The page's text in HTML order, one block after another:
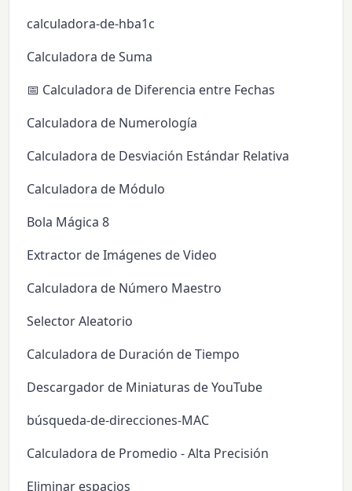
calculadora-de-hba1c
Calculadora de Suma
📅 Calculadora de Diferencia entre Fechas
Calculadora de Numerología
Calculadora de Desviación Estándar Relativa
Calculadora de Módulo
Bola Mágica 8
Extractor de Imágenes de Video
Calculadora de Número Maestro
Selector Aleatorio
Calculadora de Duración de Tiempo
Descargador de Miniaturas de YouTube
búsqueda-de-direcciones-MAC
Calculadora de Promedio - Alta Precisión
Eliminar espacios